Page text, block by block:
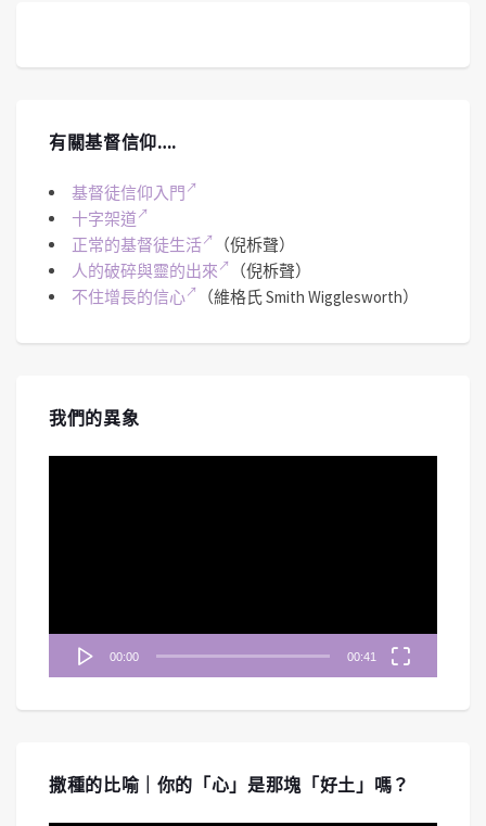
有關基督信仰….
基督徒信仰入門
十字架道
正常的基督徒生活
（倪柝聲）
人的破碎與靈的出來
（倪柝聲）
不住增長的信心
（維格氏 Smith Wigglesworth）
我們的異象
00:00 00:41
撒種的比喻｜你的「心」是那塊「好土」嗎？